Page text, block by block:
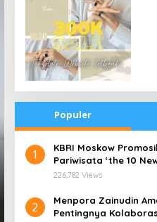
Populer
1
​KBRI Moskow
Pariwisata ‘the 10
226,782 Views
2
​Menpora Zainudin
Pentingnya